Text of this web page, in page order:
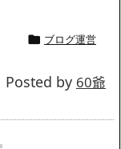
 ブログ運営
Posted by 60爺